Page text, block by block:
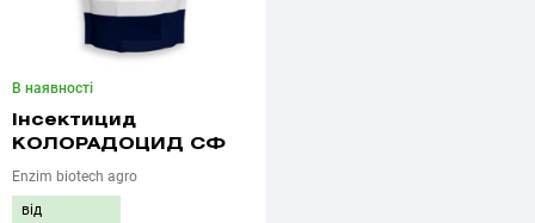
В наявності
Інсектицид
КОЛОРАДОЦИД СФ
Enzim biotech agro
від